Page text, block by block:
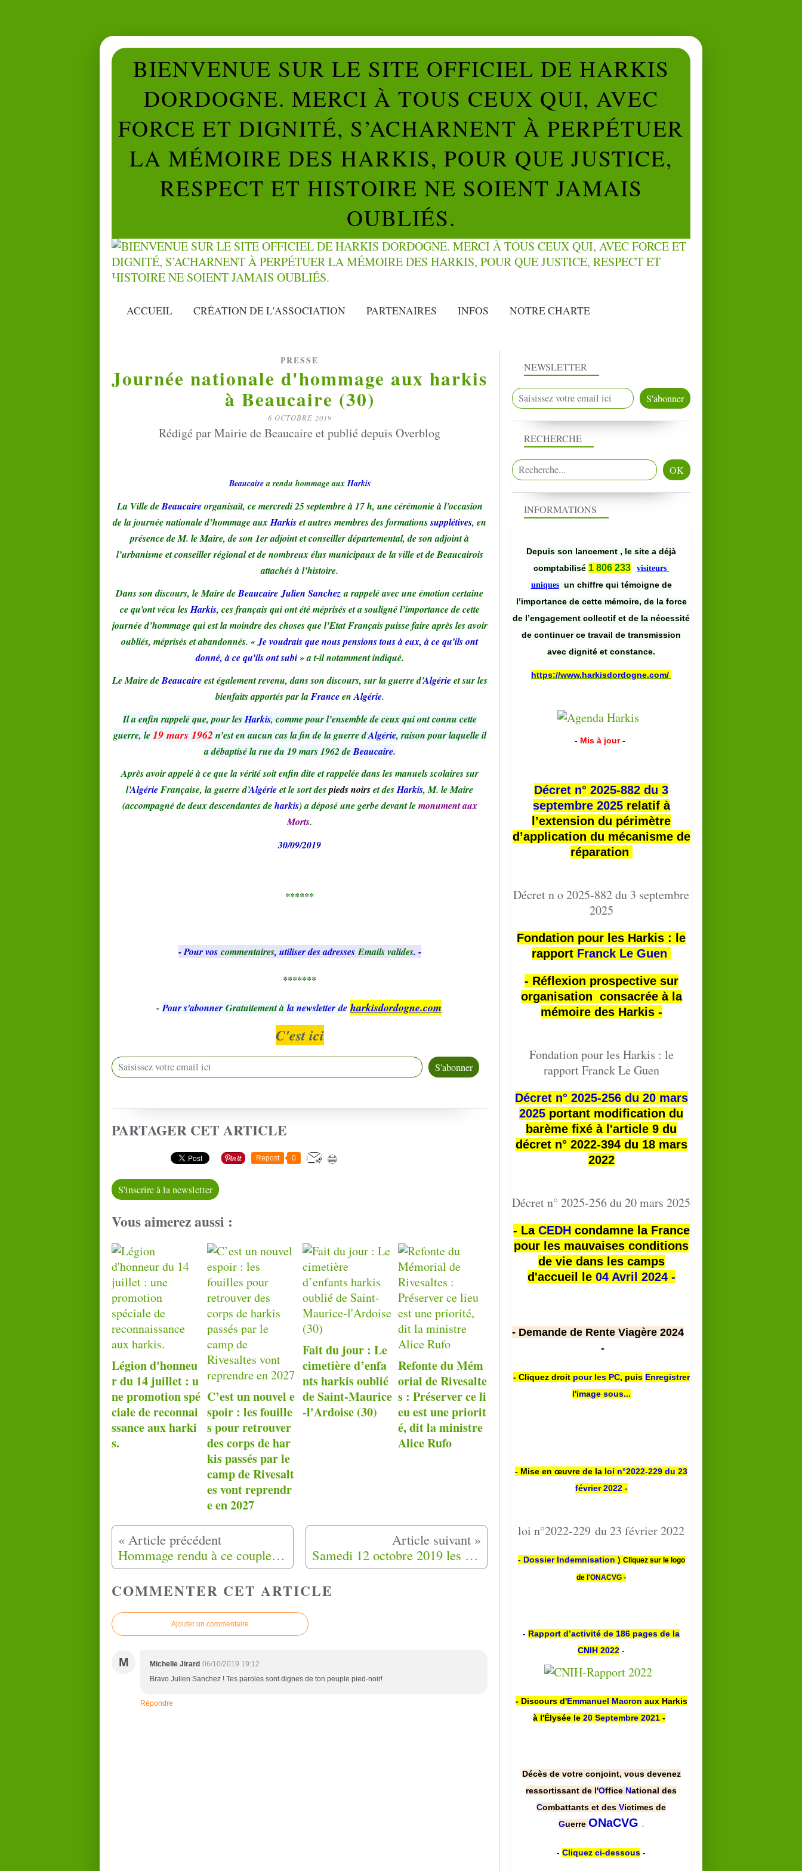
BIENVENUE SUR LE SITE OFFICIEL DE HARKIS
DORDOGNE. MERCI À TOUS CEUX QUI, AVEC
FORCE ET DIGNITÉ, S’ACHARNENT À PERPÉTUER
LA MÉMOIRE DES HARKIS, POUR QUE JUSTICE,
RESPECT ET HISTOIRE NE SOIENT JAMAIS
OUBLIÉS.
ACCUEIL CRÉATION DE L'ASSOCIATION PARTENAIRES INFOS NOTRE CHARTE
PRESSE
Journée nationale d'hommage aux harkis
à Beaucaire (30)
6 OCTOBRE 2019
Rédigé par Mairie de Beaucaire et publié depuis Overblog
Beaucairea rendu hommage auxHarkis
La Ville deBeaucaireorganisait, ce mercredi 25 septembre à 17 h, une cérémonie à l’occasion
de la journée nationale d’hommage auxHarkiset autres membres des formationssupplétives, en
présence de M. le Maire, de son 1er adjoint et conseiller départemental, de son adjoint à
l’urbanisme et conseiller régional et de nombreux élus municipaux de la ville et de Beaucairois
attachés à l’histoire.
Dans son discours, le Maire deBeaucaire Julien Sanchez a rappelé avec une émotion certaine
ce qu’ont vécu lesHarkis, ces français qui ont été méprisés et a souligné l’importance de cette
journée d’hommage qui est la moindre des choses que l’Etat Français puisse faire après les avoir
oubliés, méprisés et abandonnés. «Je voudrais que nous pensions tous à eux, à ce qu’ils ont
donné, à ce qu’ils ont subi» a t-il notamment indiqué.
Le Maire deBeaucaireest également revenu, dans son discours, sur la guerre d’Algérieet sur les
bienfaits apportés par laFranceenAlgérie.
Il a enfin rappelé que, pour lesHarkis, comme pour l’ensemble de ceux qui ont connu cette
guerre, le19 mars 1962 n’est en aucun cas la fin de la guerre d’Algérie, raison pour laquelle il
a débaptisé la rue du 19 mars 1962 deBeaucaire.
Après avoir appelé à ce que la vérité soit enfin dite et rappelée dans les manuels scolaires sur
l’AlgérieFrançaise, la guerre d’Algérieet le sort despieds noirset desHarkis, M. le Maire
(accompagné de deux descendantes deharkis) a déposé une gerbe devant lemonument aux
Morts.
30/09/2019
******
- Pour vos commentaires, utiliser des adressesEmails valides. -
*******
- Pour s'abonner Gratuitement à la newsletter de harkisdordogne.com
C'est ici
PARTAGER CET ARTICLE
Repost 0
S'inscrire à la newsletter
Vous aimerez aussi :
Légion d'honneu
r du 14 juillet : u
ne promotion spé
ciale de reconnai
ssance aux harki
s.
C’est un nouvel e
spoir : les fouille
s pour retrouver
des corps de har
kis passés par le
camp de Rivesalt
es vont reprendr
e en 2027
Fait du jour : Le
cimetière d’enfa
nts harkis oublié
de Saint-Maurice
-l'Ardoise (30)
Refonte du Mém
orial de Rivesalte
s : Préserver ce li
eu est une priorit
é, dit la ministre
Alice Rufo
Hommage rendu à ce couple qui a aidé quarante familles de harkis à s'installer dans l'Yonne (89) Samedi 12 octobre 2019 les 22 ème rendez-vous de l'histoire de Blois
COMMENTER CET ARTICLE
Ajouter un commentaire
M Michelle Jirard 06/10/2019 19:12
Bravo Julien Sanchez ! Tes paroles sont dignes de ton peuple pied-noir!
Répondre
NEWSLETTER
RECHERCHE
INFORMATIONS
Depuis son lancement , le site a déjà
comptabilisé 1 806 233
visiteurs
uniques un chiffre qui témoigne de
l’importance de cette mémoire, de la force
de l’engagement collectif et de la nécessité
de continuer ce travail de transmission
avec dignité et constance.
https://www.harkisdordogne.com/
- Mis à jour -
Décret n° 2025-882 du 3
septembre 2025relatif à
l’extension du périmètre
d’application du mécanisme de
réparation
Décret n o 2025-882 du 3 septembre
2025
Fondation pour les Harkis : le
rapport Franck Le Guen
- Réflexion prospective sur
organisation consacrée à la
mémoire des Harkis -
Fondation pour les Harkis : le
rapport Franck Le Guen
Décret n° 2025-256 du 20 mars
2025 portant modification du
barème fixé à l'article 9 du
décret n° 2022-394 du 18 mars
2022
Décret n° 2025-256 du 20 mars 2025
- La CEDHcondamne la France
pour les mauvaises conditions
de vie dans les camps
d'accueil le 04 Avril 2024 -
- Demande de Rente Viagère 2024
-
- Cliquez droit pour les PC, puis Enregistrer
l'image sous...
- Mise en œuvre de la loi n°2022-229 du 23
février 2022 -
loi n°2022-229 du 23 février 2022
- Dossier Indemnisation ) Cliquez sur le logo
de l'ONACVG -
- Rapport d’activité de 186 pages de la
CNIH 2022 -
- Discours d'Emmanuel Macron aux Harkis
à l'Élysée le 20 Septembre 2021 -
Décès de votre conjoint, vous devenez
ressortissant de l'Office National des
Combattants et des Victimes de
Guerre ONaCVG .
- Cliquez ci-dessous -